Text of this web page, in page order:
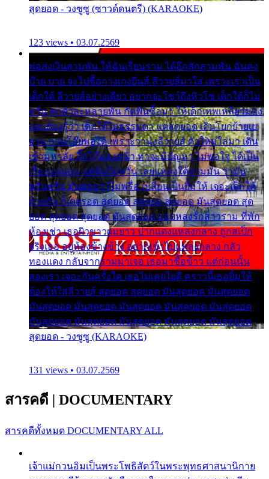
สุดยอด - วงซูซู (ซาวด์ดนตรี) (KARAOKE)
123 views • 03.07.2569
พ่อส่งเงินสามพัน ให้ฉันเรียนราม ได้อีกสักสามพัน ฉันคง
บ๊าย บาย จะไปซื้อกางเกงยีนส์ ลีวายส์มาใส่ เพราะเราเป็น
เด็กใต้ ลีวายส์อย่างเดียว อยากจะโชว์ถึงหิวโซ เด็กใต้ก็ไม่
หวั่น ตกตัวละหลายพัน กัดฟันซื้อมา ให้เด็กเทพเหลียวมอง
และต้องรู้ว่า เด็กใต้ไม่ธรรมดา แต่สุดยอด เดินโยกย้ายเย
ยวน กวนโอ๊ยพอได้ เพราะว่านุ่งลีวายส์ ตัวใหม่ใส่มา เดิน
เข้ามหาลัย จิ๊กโก๊มองหน้า ท่าจะมีปัญหา ไม่พอใจ ได้เป็น
เรื่องแน่นอน แต่ฉันไม่หวั่น เลยแหลงใต้ถามมัน ว่ามัน
พรั่นพรือ มันตอบว่าไม่พรื่อ เปลี่ยนเป็นยิ้มให้ เจอะเด็กใต้
ด้วยกัน ก็เลยรอด สุดยอด สุดยอด สุดยอด มันสุดยอด สุด
ยอด สุดยอด สุดยอด มันสุดยอด แอบหลงรักสาวราม ที่พัก
ห้องเช่า เธอผิวขาวผมยาว ปากแดงแหลงกลาง ถูกสเป็ก
จริงเธอ อยู่ห้องข้างข้าง อยากเข้าไปแหลงกลาง กลัว
ทองแดง กลับจากรามมาเจอ เธอมาซื้อข้าว แต่ก่อนนั้น
สองเรา เจอะกันครั้งใด เธอไม่เคยไยดี คราวนี้เธอยิ้มให้
ต้องให้ใส่ลีวายส์ สุดยอด สุดยอด มันสุดยอด มันสุดยอด
มันสุดยอด มันสุดยอด มันสุดยอด มันสุดยอด มันสุดยอด
มันสุดยอด มันสุดยอด มันสุดยอด มันสุดยอด มันสุดยอด
สุดยอด - วงซูซู (KARAOKE)
131 views • 03.07.2569
สารคดี | DOCUMENTARY
สารคดีทั้งหมด DOCUMENTARY ALL
เจ้าแม่กวนอิมเป็นพระโพธิสัตว์ในพระพุทธศาสนานิกาย